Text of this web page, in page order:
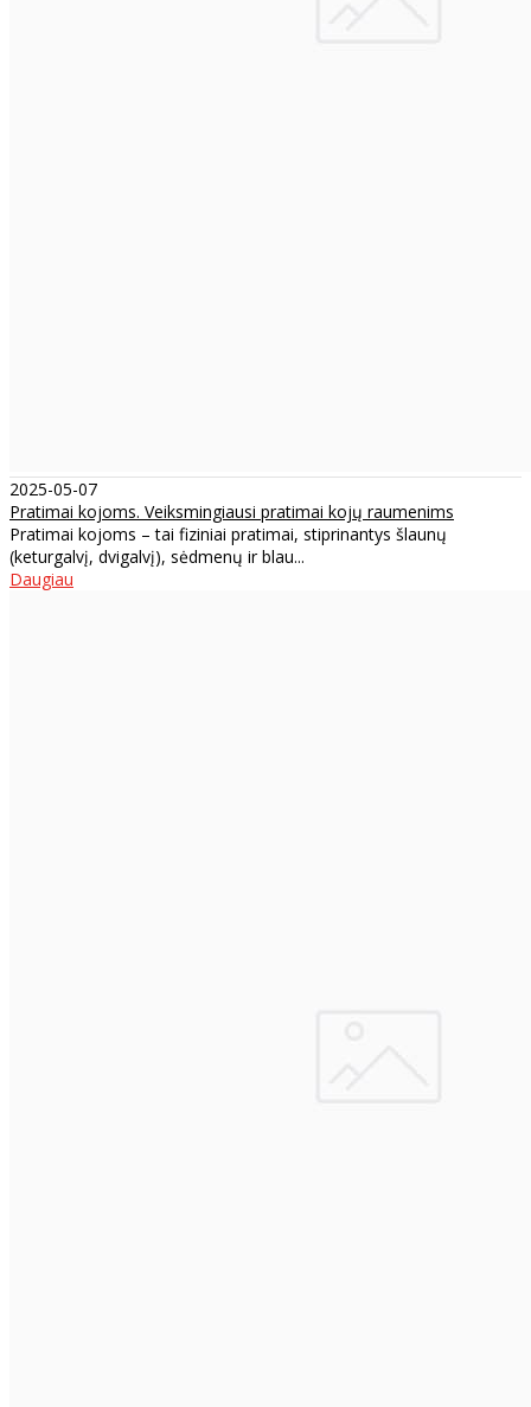
2025-05-07
Pratimai kojoms. Veiksmingiausi pratimai kojų raumenims
Pratimai kojoms – tai fiziniai pratimai, stiprinantys šlaunų
(keturgalvį, dvigalvį), sėdmenų ir blau...
Daugiau